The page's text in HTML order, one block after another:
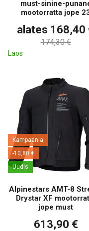
must-sinine-
mootorratta jope
alates 168,40
174,30 €
Laos
Kampaania
-10,80 €
Uudis
Alpinestars AMT-8
Drystar XF
jope must
613,90 €